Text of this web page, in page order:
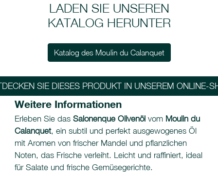
LADEN SIE UNSEREN
KATALOG HERUNTER
Katalog des Moulin du Calanquet
SIE DIESES PRODUKT IN UNSEREM ONLINE-
Weitere Informationen
Erleben Sie das Salonenque Olivenöl vom Moulin du
Calanquet, ein subtil und perfekt ausgewogenes Öl
mit Aromen von frischer Mandel und pflanzlichen
Noten, das Frische verleiht. Leicht und raffiniert, ideal
für Salate und frische Gemüsegerichte.